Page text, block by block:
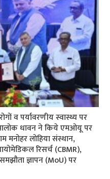
व पर्यावरणीय स्वास्थ्य पर
आलोक धावन ने किये एमओयू पर
मनोहर लोहिया संस्थान,
रिसर्च (CBMR),
ज्ञापन (MoU) पर